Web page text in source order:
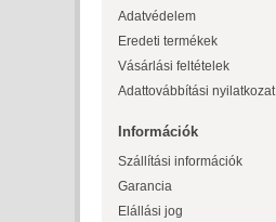
Adatvédelem
Eredeti termékek
Vásárlási feltételek
Adattovábbítási nyilatkozat
Információk
Szállítási információk
Garancia
Elállási jog